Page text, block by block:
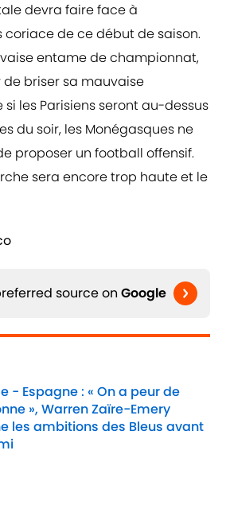
devra faire face à
coriace de ce début de saison.
entame de championnat,
de briser sa mauvaise
les Parisiens seront au-dessus
du soir, les Monégasques ne
proposer un football offensif.
sera encore trop haute et le
source on Google
- Espagne : « On a peur de
», Warren Zaïre-Emery
les ambitions des Bleus avant
by on Invalid Date